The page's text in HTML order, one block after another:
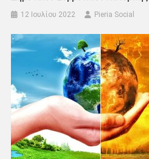
12 Ιουλίου 2022 Pieria Social